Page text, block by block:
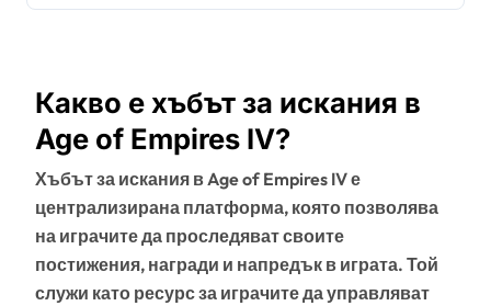
Какво е хъбът за искания в
Age of Empires IV?
Хъбът за искания в Age of Empires IV е
централизирана платформа, която позволява
на играчите да проследяват своите
постижения, награди и напредък в играта. Той
служи като ресурс за играчите да управляват